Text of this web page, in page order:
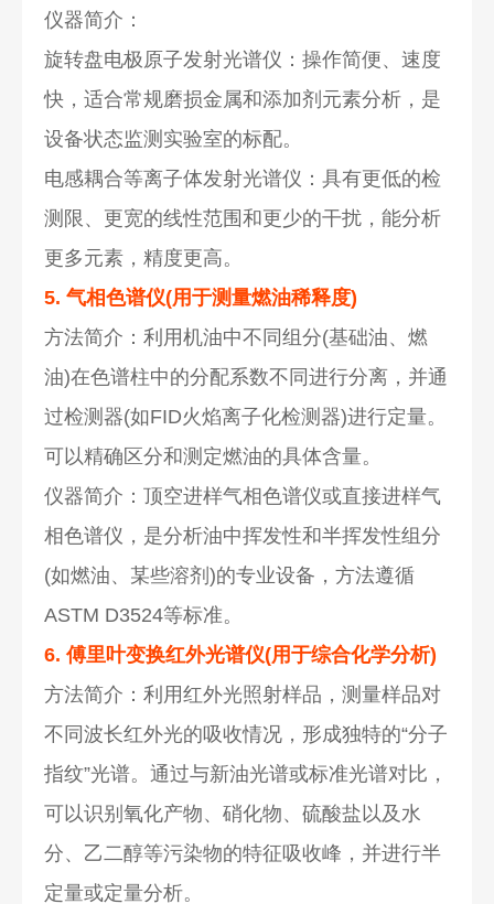
仪器简介：
旋转盘电极原子发射光谱仪：操作简便、速度
快，适合常规磨损金属和添加剂元素分析，是
设备状态监测实验室的标配。
电感耦合等离子体发射光谱仪：具有更低的检
测限、更宽的线性范围和更少的干扰，能分析
更多元素，精度更高。
5. 气相色谱仪(用于测量燃油稀释度)
方法简介：利用机油中不同组分(基础油、燃
油)在色谱柱中的分配系数不同进行分离，并通
过检测器(如FID火焰离子化检测器)进行定量。
可以精确区分和测定燃油的具体含量。
仪器简介：顶空进样气相色谱仪或直接进样气
相色谱仪，是分析油中挥发性和半挥发性组分
(如燃油、某些溶剂)的专业设备，方法遵循
ASTM D3524等标准。
6. 傅里叶变换红外光谱仪(用于综合化学分析)
方法简介：利用红外光照射样品，测量样品对
不同波长红外光的吸收情况，形成独特的“分子
指纹”光谱。通过与新油光谱或标准光谱对比，
可以识别氧化产物、硝化物、硫酸盐以及水
分、乙二醇等污染物的特征吸收峰，并进行半
定量或定量分析。